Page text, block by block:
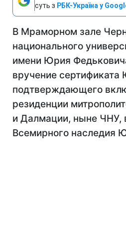
суть з РБК-Україна у
В Мраморном зале
национального
имени Юрия
вручение
подтверждающего
резиденции
и Далмации, ныне ЧНУ,
Всемирного наследия